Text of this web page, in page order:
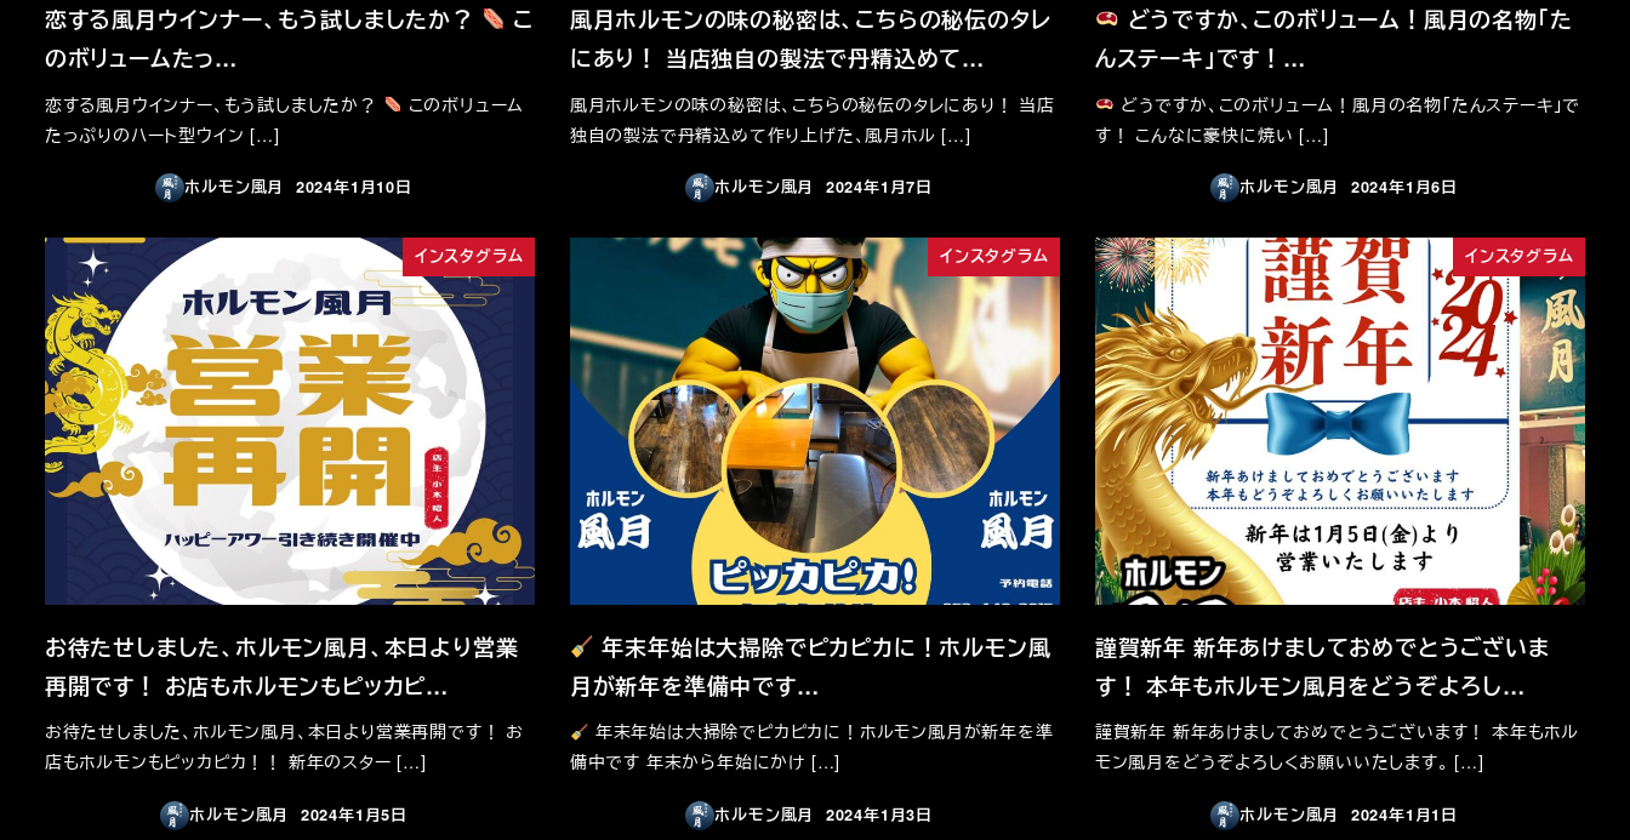
恋する風月ウインナー、もう試しましたか？
こ
のボリュームたっ…
恋する風月ウインナー、もう試しましたか？
このボリューム
たっぷりのハート型ウイン […]
ホルモン風月
投稿日
2024年1月10日
風月ホルモンの味の秘密は、こちらの秘伝のタレ
にあり！ 当店独自の製法で丹精込めて…
風月ホルモンの味の秘密は、こちらの秘伝のタレにあり！ 当店
独自の製法で丹精込めて作り上げた、風月ホル […]
ホルモン風月
投稿日
2024年1月7日
どうですか、このボリューム！風月の名物「た
んステーキ」です！…
どうですか、このボリューム！風月の名物「たんステーキ」で
す！ こんなに豪快に焼い […]
ホルモン風月
投稿日
2024年1月6日
インスタグラム
お待たせしました、ホルモン風月、本日より営業
再開です！ お店もホルモンもピッカピ…
お待たせしました、ホルモン風月、本日より営業再開です！ お
店もホルモンもピッカピカ！！ 新年のスター […]
ホルモン風月
投稿日
2024年1月5日
インスタグラム
年末年始は大掃除でピカピカに！ホルモン風
月が新年を準備中です…
年末年始は大掃除でピカピカに！ホルモン風月が新年を準
備中です 年末から年始にかけ […]
ホルモン風月
投稿日
2024年1月3日
インスタグラム
謹賀新年 新年あけましておめでとうございま
す！ 本年もホルモン風月をどうぞよろし…
謹賀新年 新年あけましておめでとうございます！ 本年もホル
モン風月をどうぞよろしくお願いいたします。 […]
ホルモン風月
投稿日
2024年1月1日